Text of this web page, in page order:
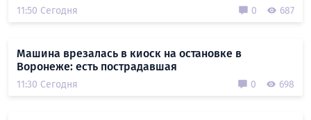
11:50 Сегодня 0 687
Машина врезалась в киоск на остановке в
Воронеже: есть пострадавшая
11:30 Сегодня 0 698